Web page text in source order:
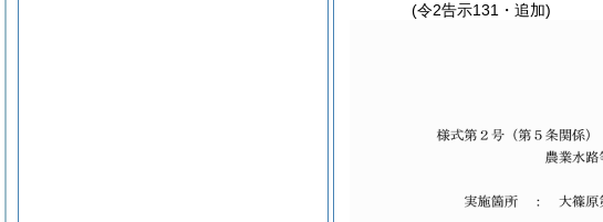
(令2告示131・追加)